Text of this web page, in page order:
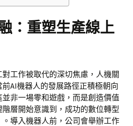
：重塑生產線上
工作被取代的深切焦慮，人機關
AI機器人的發展路徑正積極朝向
並非一場零和遊戲，而是創造價值
層開始意識到，成功的數位轉型
導入機器人前，公司會舉辦工作